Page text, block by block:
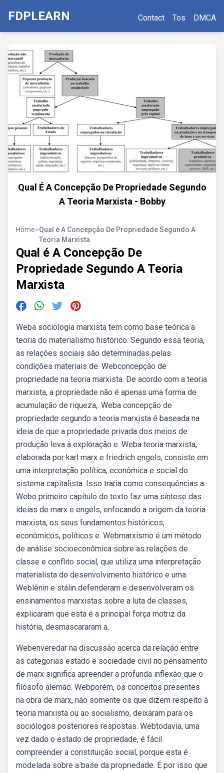
FDPLEARN Contact Tos DMCA
Qual É A Concepção De Propriedade Segundo
A Teoria Marxista - Bobby
Home>Qual é A Concepção De Propriedade Segundo A
Teoria Marxista
Qual é A Concepção De
Propriedade Segundo A Teoria
Marxista
Weba sociologia marxista tem como base teórica a
teoria do materialismo histórico. Segundo essa teoria,
as relações sociais são determinadas pelas
condições materiais de. Webconcepção de
propriedade na teoria marxista. De acordo com a teoria
marxista, a propriedade não é apenas uma forma de
acumulação de riqueza,. Weba concepção de
propriedade segundo a teoria marxista é baseada na
ideia de que a propriedade privada dos meios de
produção leva à exploração e. Weba teoria marxista,
elaborada por karl marx e friedrich engels, consiste em
uma interpretação política, econômica e social do
sistema capitalista. Isso traria como consequências a.
Webo primeiro capítulo do texto faz uma síntese das
ideias de marx e engels, enfocando a origem da teoria
marxista, os seus fundamentos históricos,
econômicos, políticos e. Webmarxismo é um método
de análise socioeconômica sobre as relações de
classe e conflito social, que utiliza uma interpretação
materialista do desenvolvimento histórico e uma.
Weblênin e stálin defenderam e desenvolveram os
ensinamentos marxistas sobre a luta de classes,
explicaram que esta é a principal força motriz da
história, desmascararam a.
Webenveredar na discussão acerca da relação entre
as categorias estado e sociedade civil no pensamento
de marx significa apreender a profunda inflexão que o
filósofo alemão. Webporém, os conceitos presentes
na obra de marx, não somente os que dizem respeito à
teoria marxista ou ao socialismo, deixaram para os
sociólogos posteriores respostas. Webtodavia, uma
vez dado o estado de propriedade, é fácil
compreender a constituição social, porque esta é
modelada sobre a base da propriedade. É por isso que